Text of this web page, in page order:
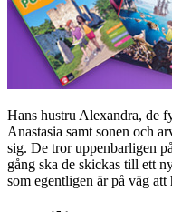
Hans hustru Alexandra, de
Anastasia samt sonen och
sig. De tror uppenbarligen
gång ska de skickas till ett
som egentligen är på väg att